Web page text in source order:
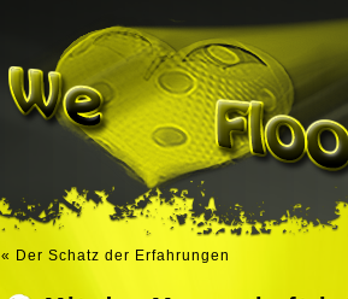
« Der Schatz der Erfahrungen